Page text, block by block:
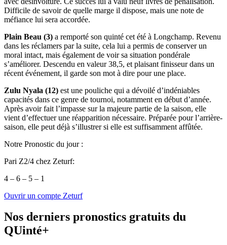
Difficile de savoir de quelle marge il dispose, mais une note de
méfiance lui sera accordée.
Plain Beau (3) a remporté son quinté cet été à Longchamp. Revenu
dans les réclamers par la suite, cela lui a permis de conserver un
moral intact, mais également de voir sa situation pondérale
s’améliorer. Descendu en valeur 38,5, et plaisant finisseur dans un
récent événement, il garde son mot à dire pour une place.
Zulu Nyala (12) est une pouliche qui a dévoilé d’indéniables
capacités dans ce genre de tournoi, notamment en début d’année.
Après avoir fait l’impasse sur la majeure partie de la saison, elle
vient d’effectuer une réapparition nécessaire. Préparée pour l’arrière-
saison, elle peut déjà s’illustrer si elle est suffisamment affûtée.
Notre Pronostic du jour :
Pari Z2/4 chez Zeturf:
4 – 6 – 5 – 1
Ouvrir un compte Zeturf
Nos derniers pronostics gratuits du
QUinté+